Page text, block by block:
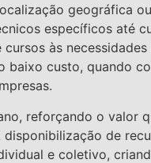
geográfica
específicos até
às
baixo custo, quando
reforçando o valor
de
e coletivo,